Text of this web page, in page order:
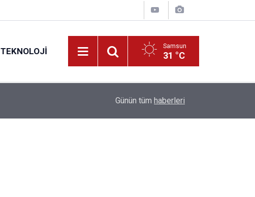
TEKNOLOJI Samsun
31 °C
Fahiş fiyatlar nedeniyle işletmelere 101 milyon
Günün tüm haberleri